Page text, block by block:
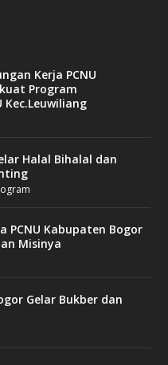
Kerja PCNU
Program
Kec.Leuwiliang
Halal Bihalal dan
PCNU Kabupaten Bogor
Misinya
Gelar Bukber dan